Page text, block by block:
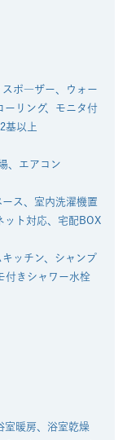
スポ―ザー、ウォー
ーリング、モニタ付
基以上
、エアコン
ス、室内洗濯機置
ット対応、宅配BOX
ッチン、シャンプ
付きシャワー水栓
室暖房、浴室乾燥